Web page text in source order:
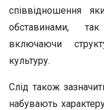
співвідношення
обставинами,
включаючи
культуру.
Слід також
набувають